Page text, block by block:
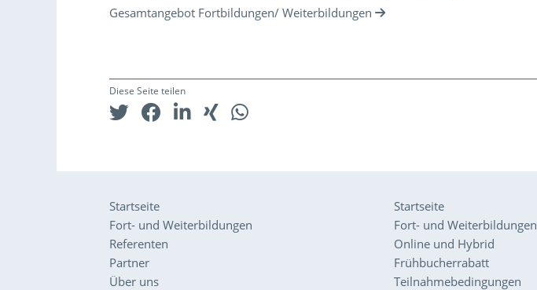
Gesamtangebot Fortbildungen/ Weiterbildungen
Diese Seite teilen
Startseite
Fort- und Weiterbildungen
Referenten
Partner
Über uns
Startseite
Fort- und Weiterbildungen
Online und Hybrid
Frühbucherrabatt
Teilnahmebedingungen